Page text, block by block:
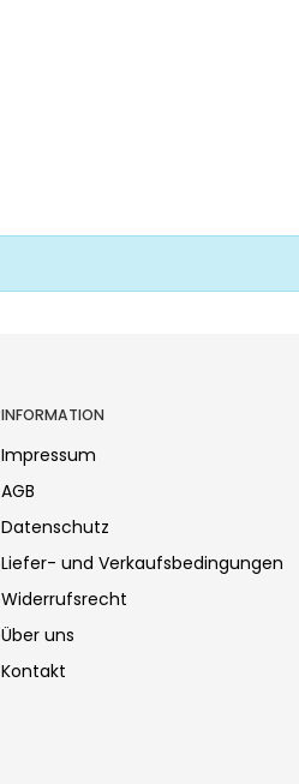
INFORMATION
Impressum
AGB
Datenschutz
Liefer- und Verkaufsbedingungen
Widerrufsrecht
Über uns
Kontakt